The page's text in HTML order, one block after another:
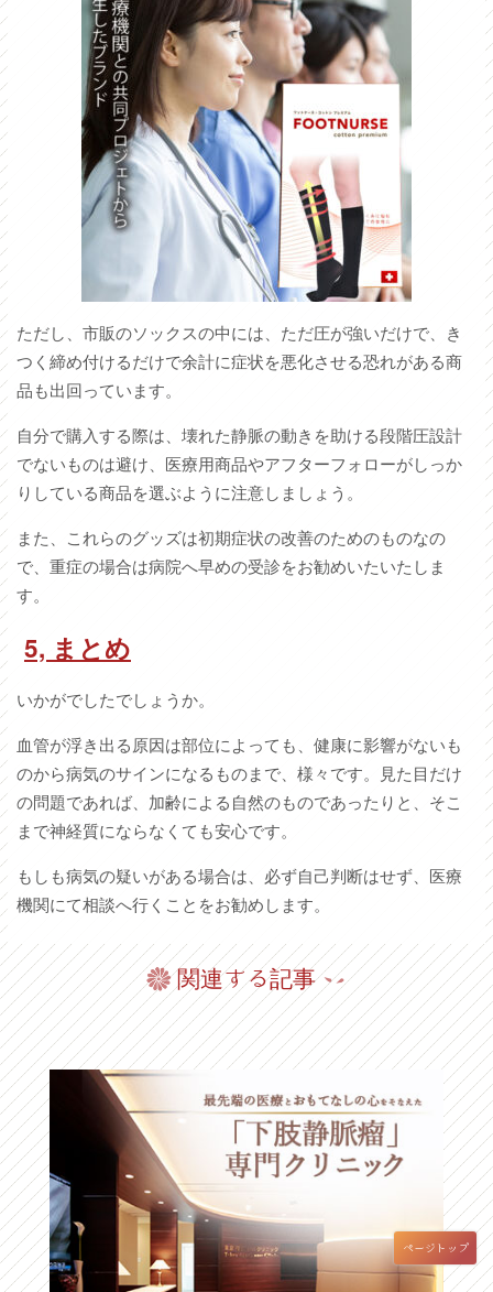
ページトップ
ただし、市販のソックスの中には、ただ圧が強いだけで、き
つく締め付けるだけで余計に症状を悪化させる恐れがある商
品も出回っています。
自分で購入する際は、壊れた静脈の動きを助ける段階圧設計
でないものは避け、医療用商品やアフターフォローがしっか
りしている商品を選ぶように注意しましょう。
また、これらのグッズは初期症状の改善のためのものなの
で、重症の場合は病院へ早めの受診をお勧めいたいたしま
す。
5, まとめ
いかがでしたでしょうか。
血管が浮き出る原因は部位によっても、健康に影響がないも
のから病気のサインになるものまで、様々です。見た目だけ
の問題であれば、加齢による自然のものであったりと、そこ
まで神経質にならなくても安心です。
もしも病気の疑いがある場合は、必ず自己判断はせず、医療
機関にて相談へ行くことをお勧めします。
関連する記事